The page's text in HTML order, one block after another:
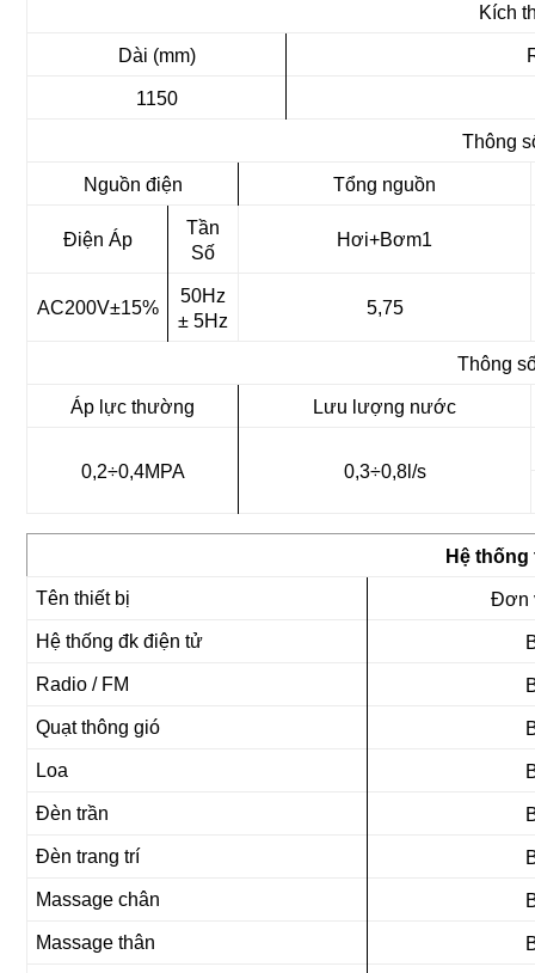
Kích
Dài (mm)
1150
Thông
Nguồn điện Tổng nguồn
Điện Áp
Tần
Số
Hơi+Bơm1
AC200V±15%
50Hz
± 5Hz
5,75
Thông
Áp lực thường Lưu lượng nước
0,2÷0,4MPA 0,3÷0,8l/s
Hệ thống
Tên thiết bị Đơn
Hệ thống đk điện tử
Radio / FM
Quạt thông gió
Loa
Đèn trần
Đèn trang trí
Massage chân
Massage thân